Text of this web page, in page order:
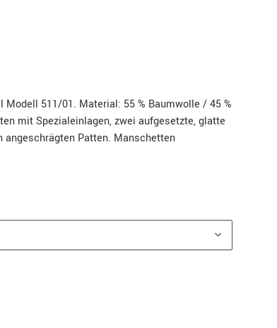
511/01. Material: 55 % Baumwolle / 45 %
mit Spezialeinlagen, zwei aufgesetzte, glatte
angeschrägten Patten. Manschetten